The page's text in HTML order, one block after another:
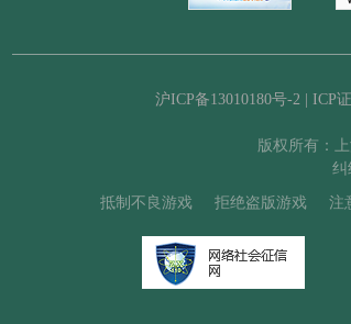
沪ICP备13010180号-2 | ICP
版权所有：
纠
抵制不良游戏 拒绝盗版游戏 注